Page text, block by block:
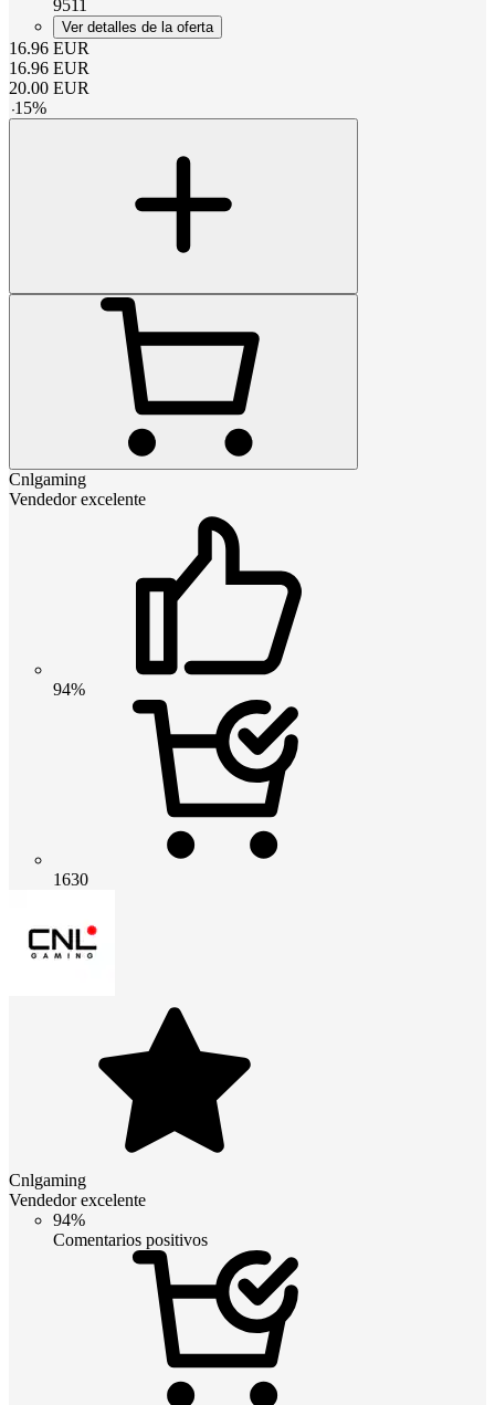
9511
Ver detalles de la oferta
16.96 EUR
16.96 EUR
20.00 EUR
-15%
Cnlgaming
Vendedor excelente
94%
1630
Cnlgaming
Vendedor excelente
94%
Comentarios positivos